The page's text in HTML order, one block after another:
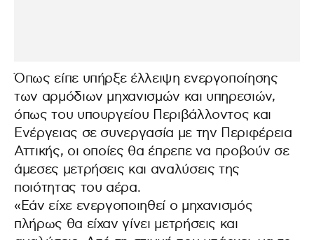
Όπως είπε υπήρξε έλλειψη ενεργοποίησης
των αρμόδιων μηχανισμών και υπηρεσιών,
όπως του υπουργείου Περιβάλλοντος και
Ενέργειας σε συνεργασία με την Περιφέρεια
Αττικής, οι οποίες θα έπρεπε να προβούν σε
άμεσες μετρήσεις και αναλύσεις της
ποιότητας του αέρα.
«Εάν είχε ενεργοποιηθεί ο μηχανισμός
πλήρως θα είχαν γίνει μετρήσεις και